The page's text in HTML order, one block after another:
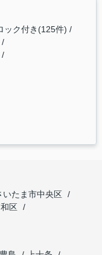
ック付き(125件)
いたま市中央区
区